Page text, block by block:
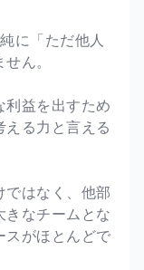
に「ただ他人
ん。
益を出すため
る力と言える
はなく、他部
なチームとな
スがほとんどで